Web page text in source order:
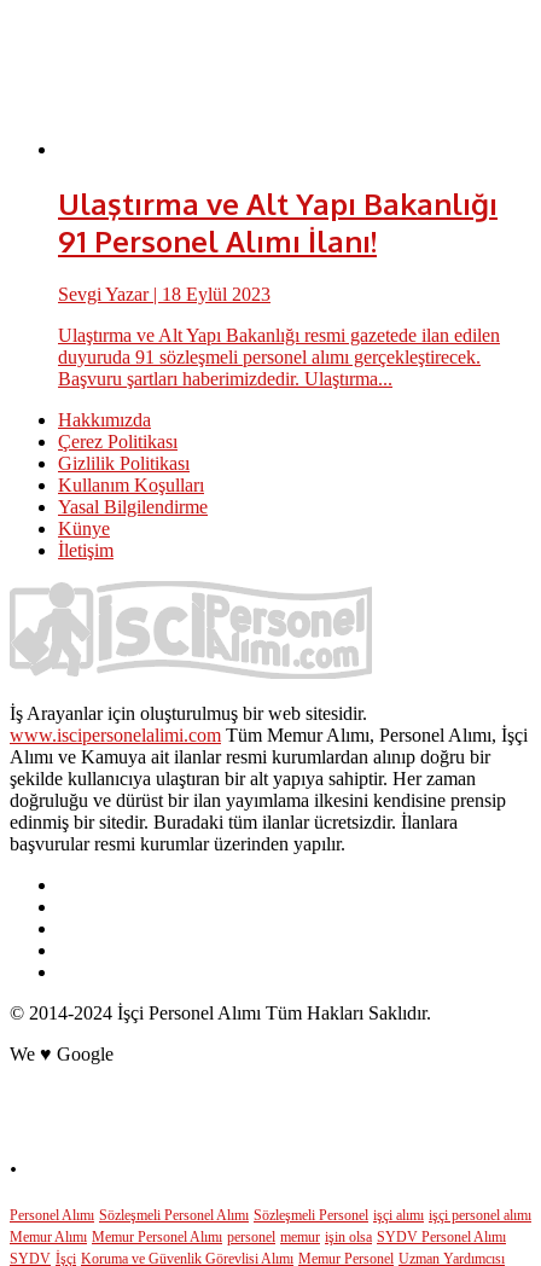
Ulaştırma ve Alt Yapı Bakanlığı
91 Personel Alımı İlanı!
Sevgi Yazar| 18 Eylül 2023
Ulaştırma ve Alt Yapı Bakanlığı resmi gazetede ilan edilen
duyuruda 91 sözleşmeli personel alımı gerçekleştirecek.
Başvuru şartları haberimizdedir. Ulaştırma...
Hakkımızda
Çerez Politikası
Gizlilik Politikası
Kullanım Koşulları
Yasal Bilgilendirme
Künye
İletişim
İş Arayanlar için oluşturulmuş bir web sitesidir.
www.iscipersonelalimi.com Tüm Memur Alımı, Personel Alımı, İşçi
Alımı ve Kamuya ait ilanlar resmi kurumlardan alınıp doğru bir
şekilde kullanıcıya ulaştıran bir alt yapıya sahiptir. Her zaman
doğruluğu ve dürüst bir ilan yayımlama ilkesini kendisine prensip
edinmiş bir sitedir. Buradaki tüm ilanlar ücretsizdir. İlanlara
başvurular resmi kurumlar üzerinden yapılır.
© 2014-2024 İşçi Personel Alımı Tüm Hakları Saklıdır.
We ♥ Google
.
Personel Alımı Sözleşmeli Personel Alımı Sözleşmeli Personel işçi alımı işçi personel alımı
Memur Alımı Memur Personel Alımı personel memur işin olsa SYDV Personel Alımı
SYDV İşçi Koruma ve Güvenlik Görevlisi Alımı Memur Personel Uzman Yardımcısı